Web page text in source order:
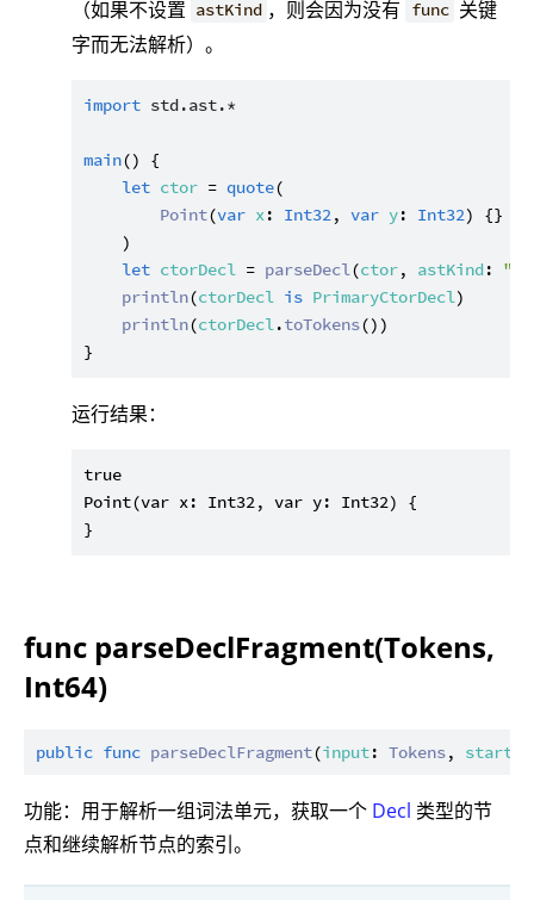
（如果不设置 astKind ，则会因为没有 func 关键
字而无法解析）。
import std.ast.*
main() {
let ctor = quote(
Point(var x: Int32, var y: Int32) {}
    )
let ctorDecl = parseDecl(ctor, astKind:
println(ctorDecl is PrimaryCtorDecl)
println(ctorDecl.toTokens())
运行结果：
true
Point(var x: Int32, var y: Int32) {
func parseDeclFragment(Tokens,
Int64)
public func parseDeclFragment(input: Tokens,
功能：用于解析一组词法单元，获取一个 Decl 类型的节
点和继续解析节点的索引。